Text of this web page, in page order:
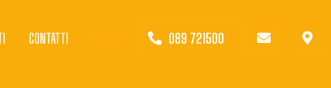
CONTATTI 089 721500